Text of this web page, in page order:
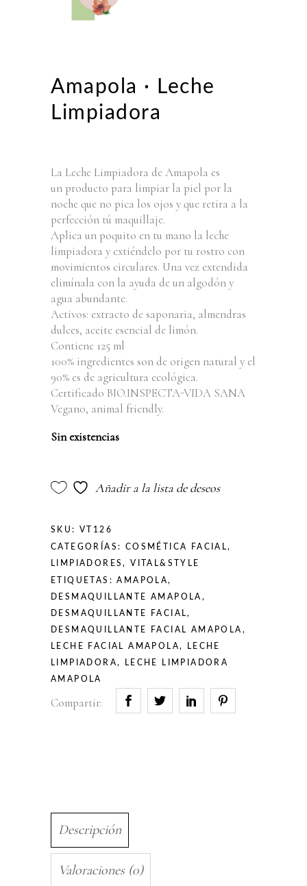
Amapola · Leche
Limpiadora
La Leche Limpiadora de Amapola es
un producto para limpiar la piel por la
noche que no pica los ojos y que retira a la
perfección tú maquillaje.
Aplica un poquito en tu mano la leche
limpiadora y extiéndelo por tu rostro con
movimientos circulares. Una vez extendida
elimínala con la ayuda de un algodón y
agua abundante.
Activos: extracto de saponaria, almendras
dulces, aceite esencial de limón.
Contiene 125 ml
100% ingredientes son de origen natural y el
90% es de agricultura ecológica.
Certificado BIO.INSPECTA-VIDA SANA
Vegano, animal friendly.
Sin existencias
Añadir a la lista de deseos
SKU: VT126
CATEGORÍAS: COSMÉTICA FACIAL,
LIMPIADORES,VITAL&STYLE
ETIQUETAS:AMAPOLA,
DESMAQUILLANTE AMAPOLA ,
DESMAQUILLANTE FACIAL,
DESMAQUILLANTE FACIAL AMAPOLA ,
LECHE FACIAL AMAPOLA,
LECHE
LIMPIADORA,
LECHE LIMPIADORA
AMAPOLA
Compartir:
Descripción
Valoraciones (0)